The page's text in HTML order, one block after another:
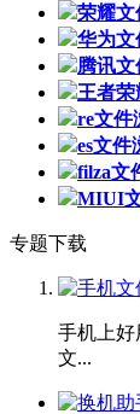
荣耀文
华为文
腾讯文
王者
re文件
es文件
filza文
MIUI
专题下载
手机上好
文...